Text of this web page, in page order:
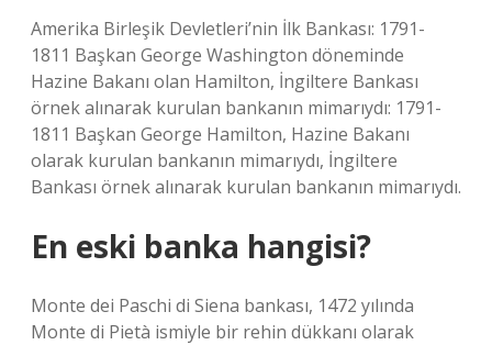
Amerika Birleşik Devletleri’nin İlk Bankası: 1791-
1811 Başkan George Washington döneminde
Hazine Bakanı olan Hamilton, İngiltere Bankası
örnek alınarak kurulan bankanın mimarıydı: 1791-
1811 Başkan George Hamilton, Hazine Bakanı
olarak kurulan bankanın mimarıydı, İngiltere
Bankası örnek alınarak kurulan bankanın mimarıydı.
En eski banka hangisi?
Monte dei Paschi di Siena bankası, 1472 yılında
Monte di Pietà ismiyle bir rehin dükkanı olarak